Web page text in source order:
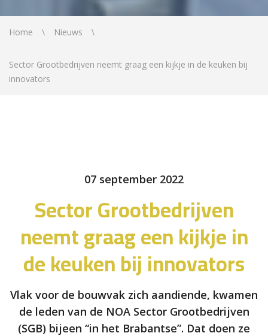
Home Nieuws
Sector Grootbedrijven neemt graag een kijkje in de keuken bij
innovators
07 september 2022
Sector Grootbedrijven
neemt graag een kijkje in
de keuken bij innovators
Vlak voor de bouwvak zich aandiende, kwamen
de leden van de NOA Sector Grootbedrijven
(SGB) bijeen “in het Brabantse”. Dat doen ze